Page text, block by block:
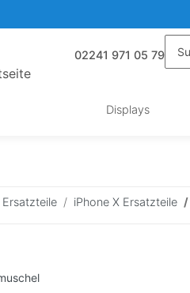
02241 971 05 79
Displays
Ersatzteile iPhone X Ersatzteile